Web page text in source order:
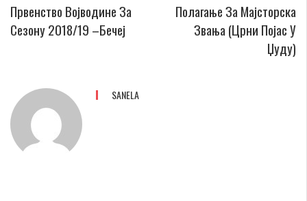
Првенство Војвoдине За
Сезону 2018/19 –Бечеј
Полагање За Мајсторска
Звања (црни Појас У
Џуду)
SANELA